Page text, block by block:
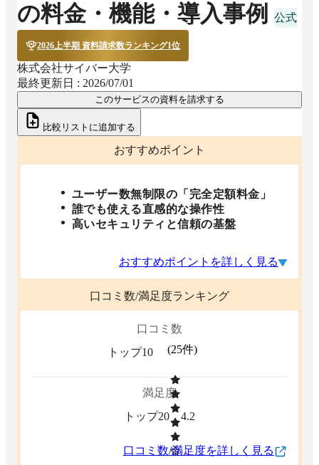
の料金・機能・導入事例
2026上半期 資料請求数ランキング1位
株式会社サイバー大学
最終更新日 : 2026/07/01
このサービスの資料を請求する
比較リストに追加する
おすすめポイント
ユーザー数無制限の「完全定額料金」
誰でも使える直感的な操作性
高いセキュリティと信頼の基盤
おすすめポイントを詳しく見る
口コミ数/満足度ランキング
口コミ数
トップ10
(25件)
満足度
トップ20
4.2
口コミ数/満足度を詳しく見る